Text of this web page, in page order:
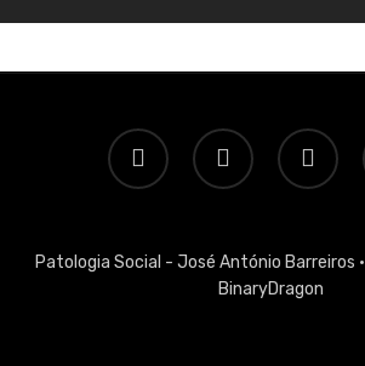
twitter facebook linkedin
Patologia Social - José António Barreiros ·
BinaryDragon